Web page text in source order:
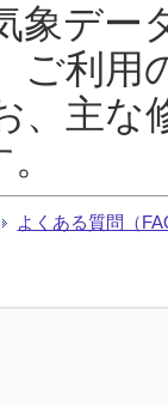
象デー
ご利用
、主な
よくある質問（